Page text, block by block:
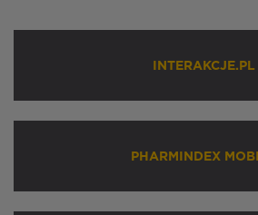
INTERAKCJE.PL
PHARMINDEX